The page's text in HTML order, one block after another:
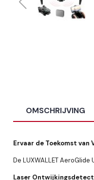
OMSCHRIJVING
Ervaar de Toekomst van
De LUXWALLET
Laser